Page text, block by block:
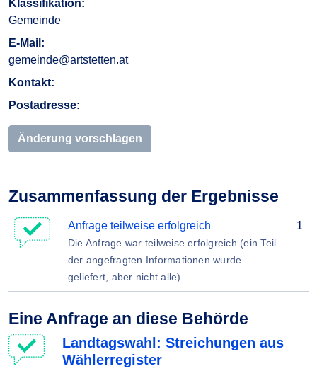
Klassifikation:
Gemeinde
E-Mail:
gemeinde@artstetten.at
Kontakt:
Postadresse:
Änderung vorschlagen
Zusammenfassung der Ergebnisse
Anfrage teilweise erfolgreich
Die Anfrage war teilweise erfolgreich (ein Teil
der angefragten Informationen wurde
geliefert, aber nicht alle)
1
Eine Anfrage an diese Behörde
Landtagswahl: Streichungen aus
Wählerregister